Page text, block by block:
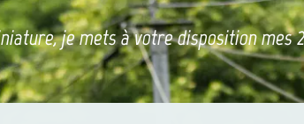
je mets à votre disposition mes